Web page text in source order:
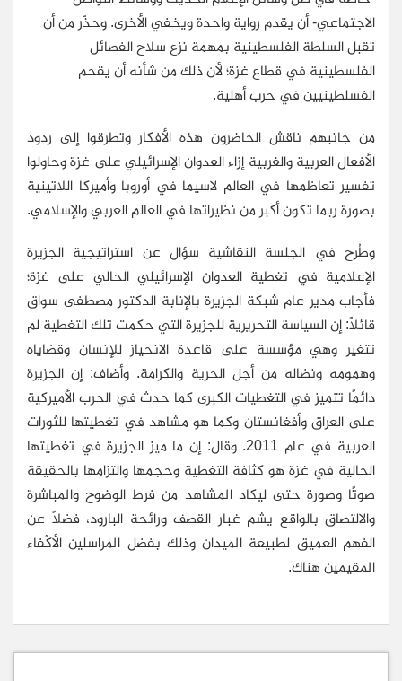
الاجتماعي- أن يقدم رواية واحدة ويخفي الأخرى. وحذّر من أن
تقبل السلطة الفلسطينية بمهمة نزع سلاح الفصائل
الفلسطينية في قطاع غزة؛ لأن ذلك من شأنه أن يقحم
الفسلطينيين في حرب أهلية.
من جانبهم ناقش الحاضرون هذه الأفكار وتطرقوا إلى ردود
الأفعال العربية والغربية إزاء العدوان الإسرائيلي على غزة وحاولوا
تفسير تعاظمها في العالم لاسيما في أوروبا وأميركا اللاتينية
بصورة ربما تكون أكبر من نظيراتها في العالم العربي والإسلامي.
وطُرح في الجلسة النقاشية سؤال عن استراتيجية الجزيرة
الإعلامية في تغطية العدوان الإسرائيلي الحالي على غزة؛
فأجاب مدير عام شبكة الجزيرة بالإنابة الدكتور مصطفى سواق
قائلاً: إن السياسة التحريرية للجزيرة التي حكمت تلك التغطية لم
تتغير وهي مؤسسة على قاعدة الانحياز للإنسان وقضاياه
وهمومه ونضاله من أجل الحرية والكرامة. وأضاف: إن الجزيرة
دائمًا تتميز في التغطيات الكبرى كما حدث في الحرب الأميركية
على العراق وأفغانستان وكما هو مشاهد في تغطيتها للثورات
العربية في عام 2011. وقال: إن ما ميز الجزيرة في تغطيتها
الحالية في غزة هو كثافة التغطية وحجمها والتزامها بالحقيقة
صوتًا وصورة حتى ليكاد المشاهد من فرط الوضوح والمباشرة
والالتصاق بالواقع يشم غبار القصف ورائحة البارود، فضلاً عن
الفهم العميق لطبيعة الميدان وذلك بفضل المراسلين الأكْفاء
المقيمين هناك.